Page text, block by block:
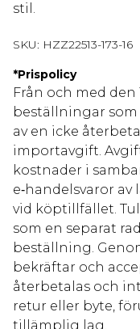
stil.
SKU: HZZ22513-173-16
*Prispolicy
Från och med den
beställningar som
av en icke
importavgift.
kostnader i
e‑handelsvaror
vid köptillfället.
som en separat
beställning.
bekräftar och
återbetalas och
retur eller byte,
tillämplig lag.